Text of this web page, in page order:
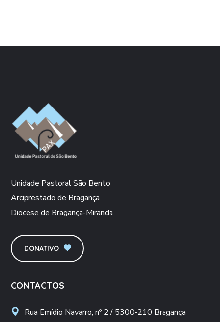
Unidade Pastoral São Bento
Arciprestado de Bragança
Diocese de Bragança-Miranda
DONATIVO
CONTACTOS
Rua Emídio Navarro, nº 2 / 5300-210 Bragança